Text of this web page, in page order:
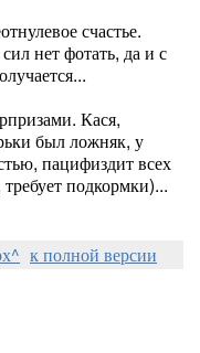
счастье.
нет фотать, да и с
Кася,
был ложняк, у
пацифиздит всех
подкормки)...
к полной версии